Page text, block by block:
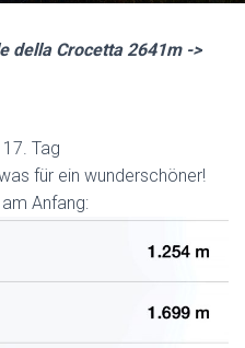
della Crocetta 2641m ->
Tag
für ein wunderschöner!
Anfang: